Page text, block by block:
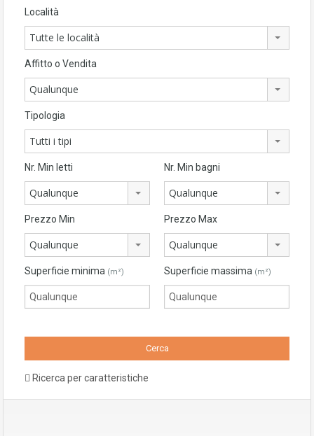
Località
Tutte le località
Affitto o Vendita
Qualunque
Tipologia
Tutti i tipi
Nr. Min letti
Qualunque
Nr. Min bagni
Qualunque
Prezzo Min
Qualunque
Prezzo Max
Qualunque
Superficie minima (m²) Superficie massima (m²)
Ricerca per caratteristiche